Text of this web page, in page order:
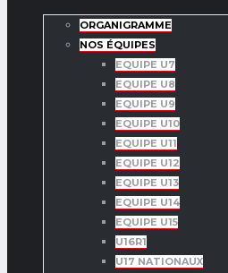
ORGANIGRAMME
NOS ÉQUIPES
EQUIPE U7
EQUIPE U8
EQUIPE U9
EQUIPE U10
EQUIPE U11
EQUIPE U12
EQUIPE U13
EQUIPE U14
EQUIPE U15
U16R1
U17 NATIONAUX